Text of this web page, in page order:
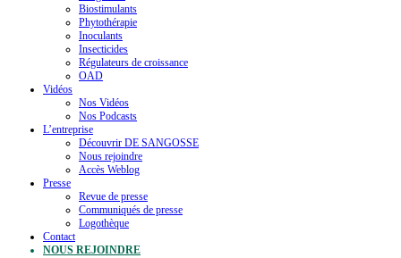
Biostimulants
Phytothérapie
Inoculants
Insecticides
Régulateurs de croissance
OAD
Vidéos
Nos Vidéos
Nos Podcasts
L’entreprise
Découvrir DE SANGOSSE
Nous rejoindre
Accès Weblog
Presse
Revue de presse
Communiqués de presse
Logothèque
Contact
NOUS REJOINDRE